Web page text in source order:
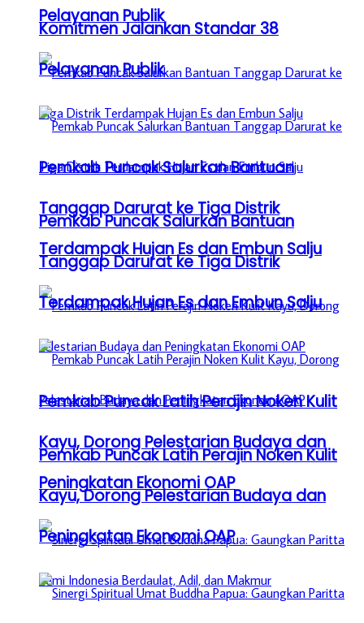
Pelayanan Publik
Pemkab Puncak Salurkan Bantuan
Tanggap Darurat ke Tiga Distrik
Terdampak Hujan Es dan Embun Salju
Pemkab Puncak Latih Perajin Noken Kulit
Kayu, Dorong Pelestarian Budaya dan
Peningkatan Ekonomi OAP
Komitmen Jalankan Standar 38
Pelayanan Publik
Pemkab Puncak Salurkan Bantuan
Tanggap Darurat ke Tiga Distrik
Terdampak Hujan Es dan Embun Salju
Pemkab Puncak Latih Perajin Noken Kulit
Kayu, Dorong Pelestarian Budaya dan
Peningkatan Ekonomi OAP